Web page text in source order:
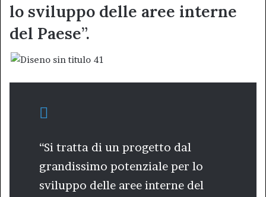
lo sviluppo delle aree interne
del Paese”.
“Si tratta di un progetto dal
grandissimo potenziale per lo
sviluppo delle aree interne del